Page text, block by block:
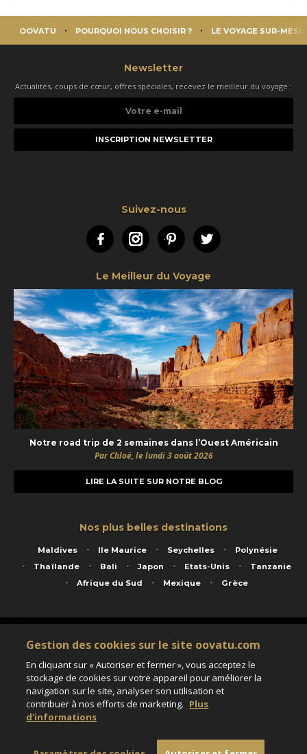
OOVATU POURQUOI NOUS CHOISIR ? LE VOYAGE SUR-
Newsletter
Actualités, coups de cœur, offres spéciales, recevez le meilleur du voyage :
e-
Suivez-nous
FacebookInstagramPinterestTwitter
Le Meilleur du Voyage
Notre road trip de 2 semaines dans l’Ouest Américain
Par Chloé, le lundi 3 août 2026
LIRE LA SUITE SUR NOTRE BLOG
Nos plus belles destinations
Maldives Ile Maurice Seychelles
Polynésie
Thaïlande
Bali Japon Etats-Unis
Tanzanie
Afrique du Sud
Mexique Grèce
Service animé par Nautil Voyages - 22 rue Georges Picquart 75017 Paris - S.A.S
au capital de 155 696 euros - RCS Paris B 423 671 973 - Code APE 7911Z
Matricule Atout France IM075100020 - Garantie financière Groupama - Agrément IATA
Assurance responsabilité civile et professionnelle HISCOX RCP0081066
Paramètres des cookies
Gestion des cookies sur le site oovatu.com
En cliquant sur « Autoriser et fermer », vous acceptez le
stockage de cookies sur votre appareil pour améliorer la
navigation sur le site, analyser son utilisation et
contribuer à nos efforts de marketing. Plus
d'informations